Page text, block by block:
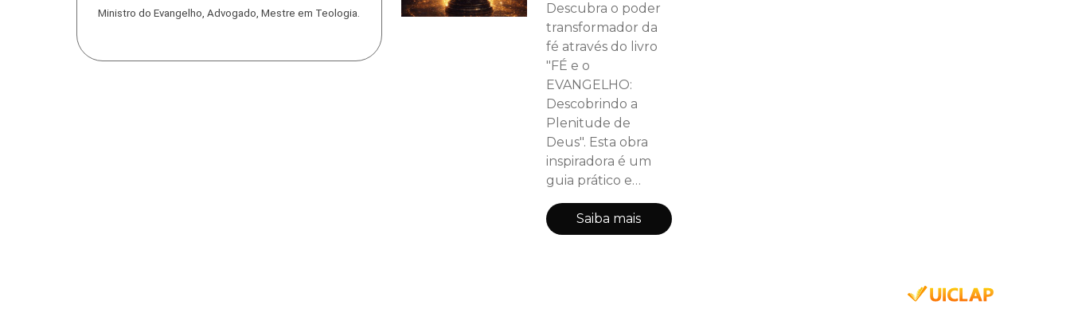
Ministro do Evangelho, Advogado, Mestre em Teologia.
Descubra o poder
transformador da
fé através do livro
"FÉ e o
EVANGELHO:
Descobrindo a
Plenitude de
Deus". Esta obra
inspiradora é um
guia prático e
teológico para
quem deseja viver
a verdadeira
Saiba mais